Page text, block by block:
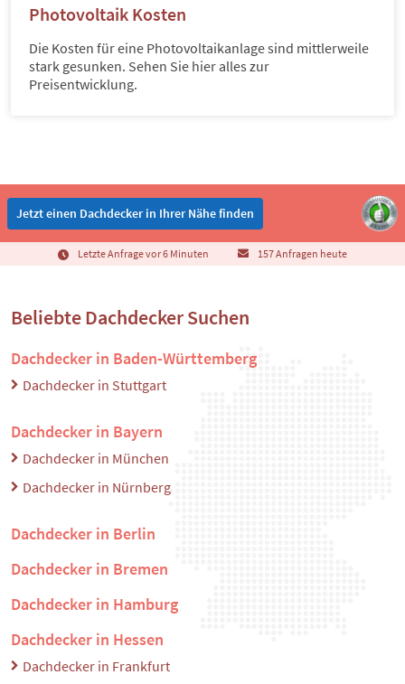
Photovoltaik Kosten
Die Kosten für eine Photovoltaikanlage sind mittlerweile
stark gesunken. Sehen Sie hier alles zur
Preisentwicklung.
Jetzt einen Dachdecker in Ihrer Nähe finden
Letzte Anfrage vor 6 Minuten 157 Anfragen heute
Beliebte Dachdecker Suchen
Dachdecker in Baden-Württemberg
Dachdecker in Stuttgart
Dachdecker in Bayern
Dachdecker in München
Dachdecker in Nürnberg
Dachdecker in Berlin
Dachdecker in Bremen
Dachdecker in Hamburg
Dachdecker in Hessen
Dachdecker in Frankfurt